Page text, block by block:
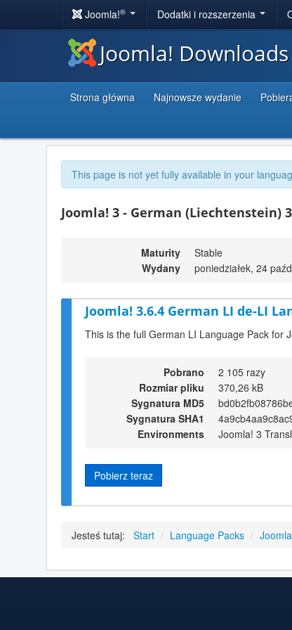
Joomla!® Dodatki i rozszerzenia
Joomla! Downloads
Strona główna Najnowsze wydanie
This page is not yet fully available in your
Joomla! 3 - German (Liechtenstein)
Maturity
Stable
Wydany
poniedziałek, 24
Joomla! 3.6.4 German LI de-LI
This is the full German LI Language Pack for
Pobrano
2 105 razy
Rozmiar pliku
370,26 kB
Sygnatura MD5
Sygnatura SHA1
Environments
Joomla! 3
Pobierz teraz
Jesteś tutaj: Start / Language Packs /